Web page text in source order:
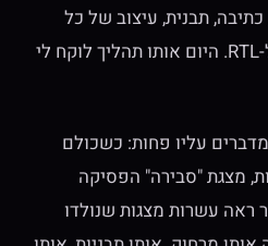
תבנית, עיצוב של כל
שקופית, התאמת גופנים ל-RTL. היום אותו תהליך לוקח לי
עליו פחות: כשכולם
מצגת "סבירה" הפסיקה
עשרות מצגות שנולדו